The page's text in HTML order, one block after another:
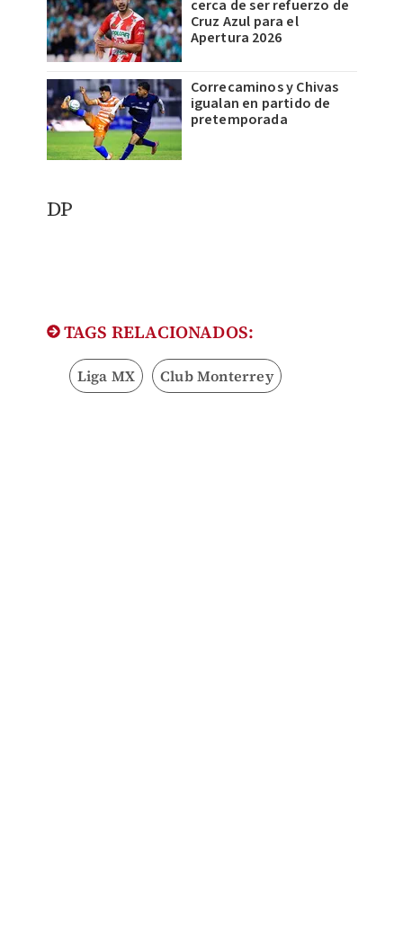
cerca de ser refuerzo de
Cruz Azul para el
Apertura 2026
Correcaminos y Chivas
igualan en partido de
pretemporada
DP
TAGS RELACIONADOS:
Liga MX Club Monterrey